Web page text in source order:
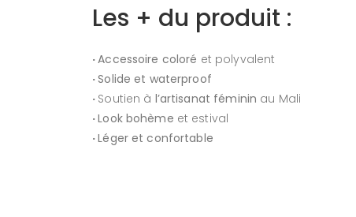
Les + du produit :
·Accessoire coloré et polyvalent
·Solide et waterproof
· Soutien à l’artisanat féminin au Mali
·Look bohème et estival
·Léger et confortable